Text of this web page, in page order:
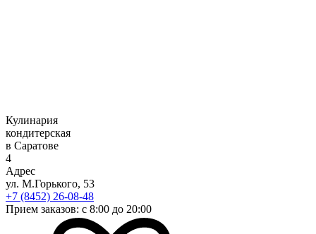
Кулинария
кондитерская
в Саратове
4
Адрес
ул. М.Горького, 53
+7 (8452) 26-08-48
Прием заказов: с 8:00 до 20:00